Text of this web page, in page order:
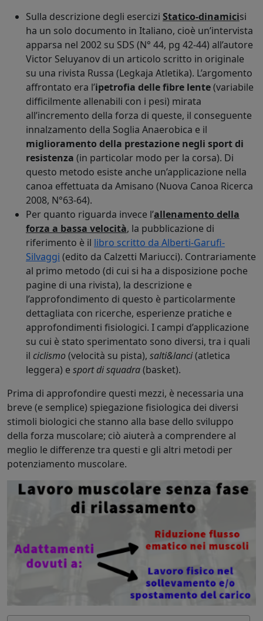
Sulla descrizione degli esercizi Statico-dinamicisi
ha un solo documento in Italiano, cioè un’intervista
apparsa nel 2002 su SDS (N° 44, pg 42-44) all’autore
Victor Seluyanov di un articolo scritto in originale
su una rivista Russa (Legkaja Atletika). L’argomento
affrontato era l’ipetrofia delle fibre lente(variabile
difficilmente allenabili con i pesi) mirata
all’incremento della forza di queste, il conseguente
innalzamento della Soglia Anaerobica e il
miglioramento della prestazione negli sport di
resistenza (in particolar modo per la corsa). Di
questo metodo esiste anche un’applicazione nella
canoa effettuata da Amisano (Nuova Canoa Ricerca
2008, N°63-64).
Per quanto riguarda invece l’allenamento della
forza a bassa velocità, la pubblicazione di
riferimento è il libro scritto da Alberti-Garufi-
Silvaggi (edito da Calzetti Mariucci). Contrariamente
al primo metodo (di cui si ha a disposizione poche
pagine di una rivista), la descrizione e
l’approfondimento di questo è particolarmente
dettagliata con ricerche, esperienze pratiche e
approfondimenti fisiologici. I campi d’applicazione
su cui è stato sperimentato sono diversi, tra i quali
il ciclismo(velocità su pista), salti&lanci(atletica
leggera) e sport di squadra(basket).
Prima di approfondire questi mezzi, è necessaria una
breve (e semplice) spiegazione fisiologica dei diversi
stimoli biologici che stanno alla base dello sviluppo
della forza muscolare; ciò aiuterà a comprendere al
meglio le differenze tra questi e gli altri metodi per
potenziamento muscolare.